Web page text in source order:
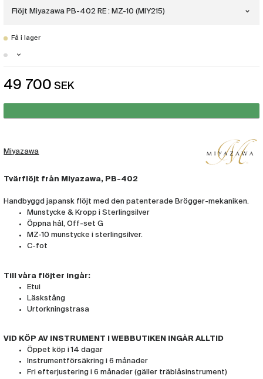
Flöjt Miyazawa PB-402 RE : MZ-10 (MIY215)
Flöjt Miyazawa PB-402 REH : MZ-10
Få i lager
Stockholm - Just nu slut i lager
49 700 SEK
Miyazawa
Tvärflöjt från Miyazawa, PB-402
Handbyggd japansk flöjt med den patenterade Brögger-mekaniken.
Munstycke & Kropp i Sterlingsilver
Öppna hål, Off-set G
MZ-10 munstycke i sterlingsilver.
C-fot
Till våra flöjter ingår:
Etui
Läskstång
Urtorkningstrasa
VID KÖP AV INSTRUMENT I WEBBUTIKEN INGÅR ALLTID
Öppet köp i 14 dagar
Instrumentförsäkring i 6 månader
Fri efterjustering i 6 månader (gäller träblåsinstrument)